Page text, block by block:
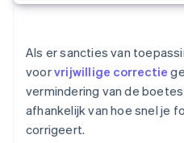
Als er sancties van
voorvrijwillige correctie
vermindering van de
afhankelijk van hoe snel je
corrigeert.